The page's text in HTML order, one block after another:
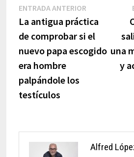
Navegación
de
entradas
ENTRADA ANTERIOREntrada
anterior:
La antigua práctica
de comprobar si el
nuevo papa escogido
era hombre
palpándole los
testículos
una
y
Alfred